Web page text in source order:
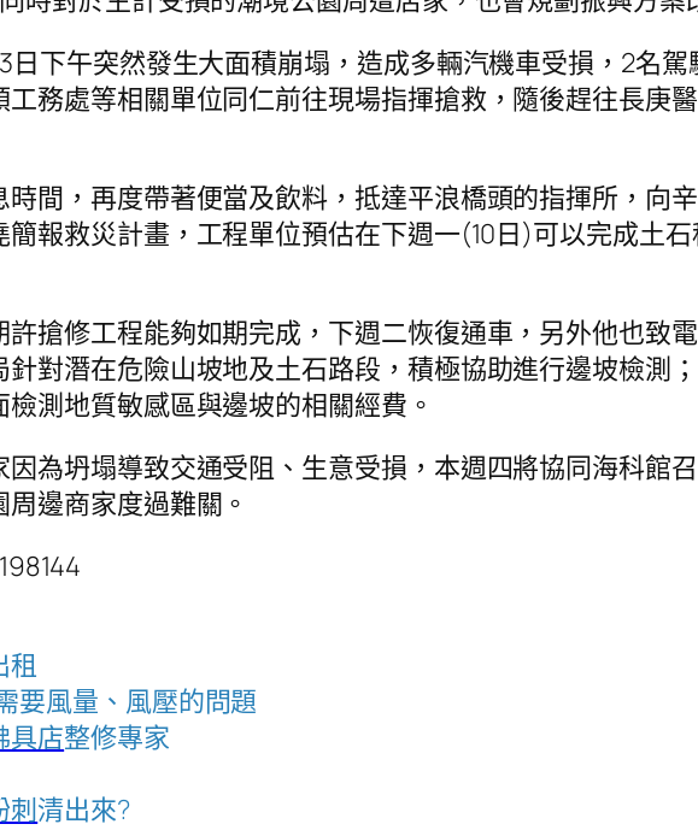
下午突然發生大面積崩塌，造成多輛汽機車受損，2名
務處等相關單位同仁前往現場指揮搶救，隨後趕往長庚
間，再度帶著便當及飲料，抵達平浪橋頭的指揮所，向
報救災計畫，工程單位預估在下週一(10日)可以完成土
搶修工程能夠如期完成，下週二恢復通車，另外他也致
對潛在危險山坡地及土石路段，積極協助進行邊坡檢測
測地質敏感區與邊坡的相關經費。
為坍塌導致交通受阻、生意受損，本週四將協同海科館
邊商家度過難關。
租
要風量、風壓的問題
具店整修專家
刺清出來?